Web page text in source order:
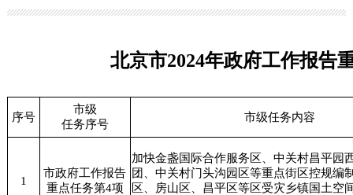
北京市2024年政府工作报告
序号
市级
任务序号
市级任务内容
1
市政府工作报告
重点任务第4项
加快金盏国际合作服务区、中关村昌平园
团、中关村门头沟园区等重点街区控规编
区、房山区、昌平区等区受灾乡镇国土空